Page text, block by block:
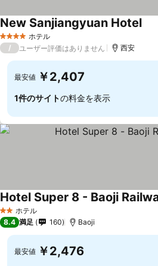
4 ホテルのランク
ホテル
New Sanjiangyuan Hotel料
/ ユーザー評価はありません 西安
最安値 ￥2,407
1件のサイトの料金を表示
2 ホテルのランク
ホテル
Hotel Super 8 - Baoji
8.4 満足 160 Baoji
最安値 ￥2,476